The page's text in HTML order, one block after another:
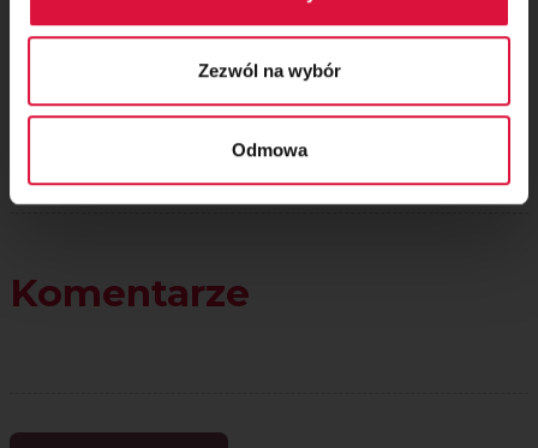
Zezwól na wybór
Odmowa
Komentarze